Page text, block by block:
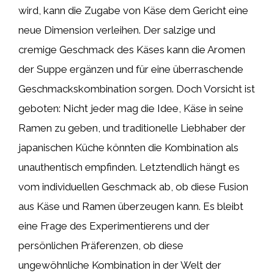
wird, kann die Zugabe von Käse dem Gericht eine
neue Dimension verleihen. Der salzige und
cremige Geschmack des Käses kann die Aromen
der Suppe ergänzen und für eine überraschende
Geschmackskombination sorgen. Doch Vorsicht ist
geboten: Nicht jeder mag die Idee, Käse in seine
Ramen zu geben, und traditionelle Liebhaber der
japanischen Küche könnten die Kombination als
unauthentisch empfinden. Letztendlich hängt es
vom individuellen Geschmack ab, ob diese Fusion
aus Käse und Ramen überzeugen kann. Es bleibt
eine Frage des Experimentierens und der
persönlichen Präferenzen, ob diese
ungewöhnliche Kombination in der Welt der